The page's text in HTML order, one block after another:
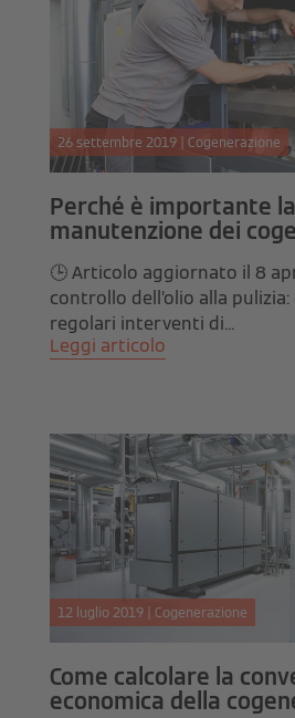
26 settembre 2019 | Cogenerazione
Perché è importante
manutenzione dei
🕒 Articolo aggiornato il 8
controllo dell’olio alla
regolari interventi di...
Leggi articolo
12 luglio 2019 | Cogenerazione
Come calcolare la
economica della